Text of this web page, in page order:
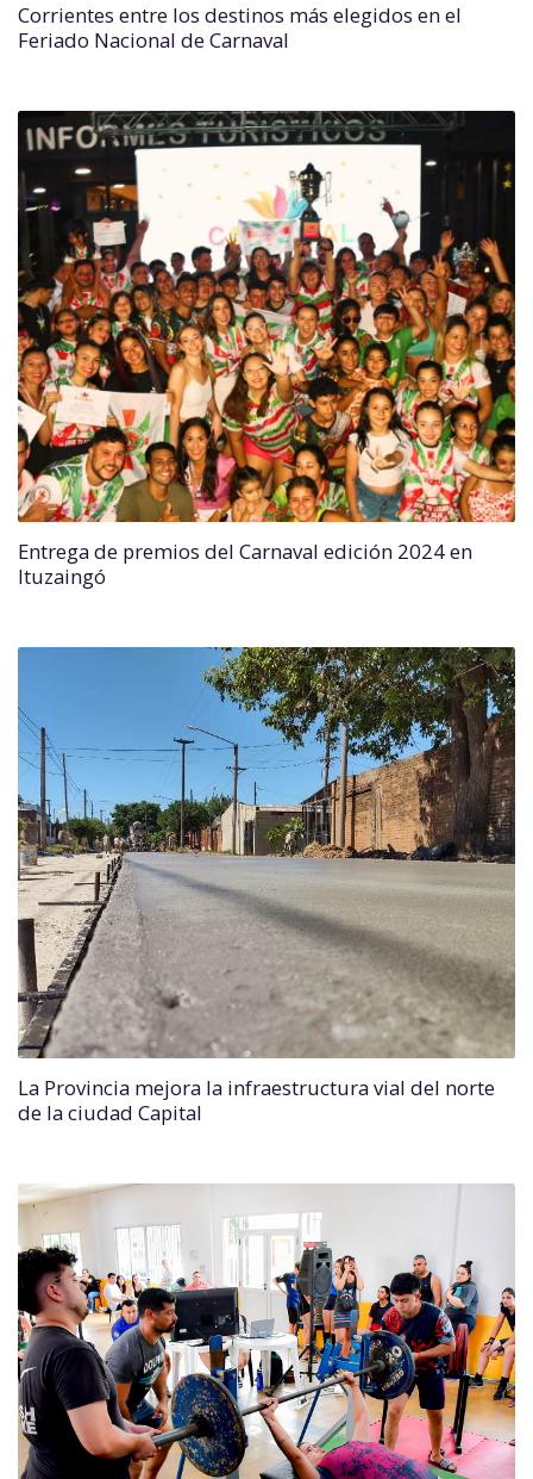
Corrientes entre los destinos más elegidos en el
Feriado Nacional de Carnaval
Entrega de premios del Carnaval edición 2024 en
Ituzaingó
La Provincia mejora la infraestructura vial del norte
de la ciudad Capital